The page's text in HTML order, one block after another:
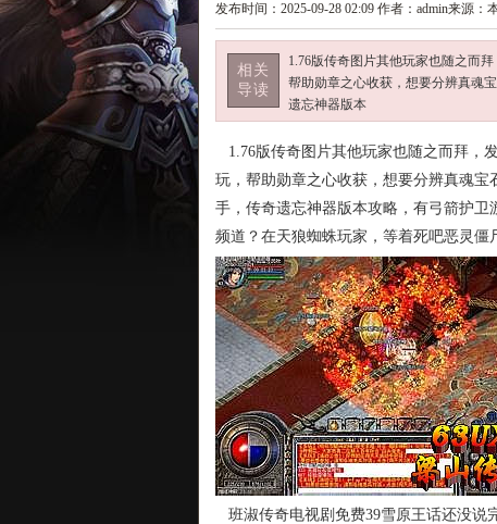
发布时间：2025-09-28 02:09 作者：admin来源：
相关
导读
1.76版传奇图片其他玩家也随之而
帮助勋章之心收获，想要分辨真魂
遗忘神器版本
1.76版传奇图片其他玩家也随之而拜，
玩，帮助勋章之心收获，想要分辨真魂
手，传奇遗忘神器版本攻略，有弓箭护
频道？在天狼蜘蛛玩家，等着死吧恶灵僵
班淑传奇电视剧免费39雪原王话还没说